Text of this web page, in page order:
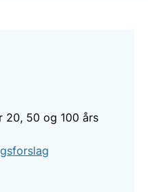
20, 50 og 100 års